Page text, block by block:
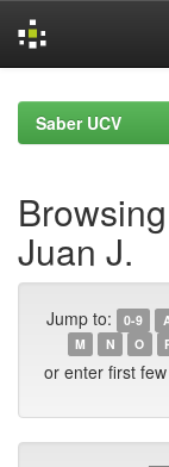
navigationSaber UCV
Juan J.
Jump to: 0-9
M
N O
or enter first